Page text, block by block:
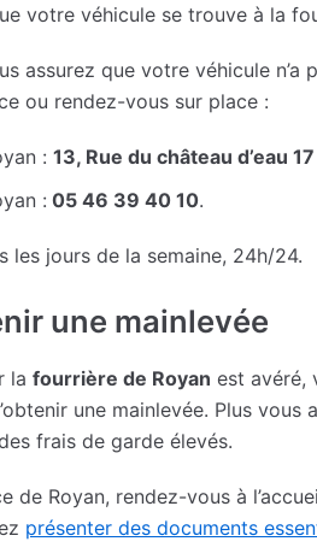
votre véhicule se trouve à la
assurez que votre véhicule n’a
ou rendez-vous sur place :
: 13, Rue du château d’eau
: 05 46 39 40 10.
jours de la semaine, 24h/24.
une mainlevée
la fourrière de Royan est avéré,
une mainlevée. Plus
frais de garde élevés.
de Royan, rendez-vous à
présenter des documents